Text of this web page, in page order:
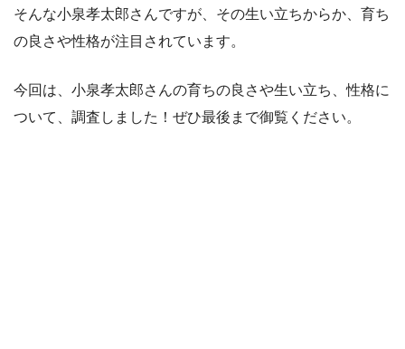
そんな小泉孝太郎さんですが、その生い立ちからか、育ち
の良さや性格が注目されています。
今回は、小泉孝太郎さんの育ちの良さや生い立ち、性格に
ついて、調査しました！ぜひ最後まで御覧ください。